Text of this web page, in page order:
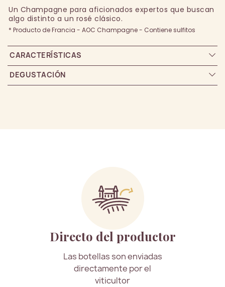
Un Champagne para aficionados expertos que buscan
algo distinto a un rosé clásico.
* Producto de Francia - AOC Champagne - Contiene sulfitos
CARACTERÍSTICAS
DEGUSTACIÓN
Directo del productor
Las botellas son enviadas
directamente por el
viticultor